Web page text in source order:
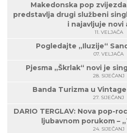
Makedonska pop
predstavlja drugi službeni
i najavljuje novi
11. VELJAČA
Pogledajte „Iluzije“
07. VELJAČA
Pjesma „Škrlak“ novi je
28. SIJEČANJ
Banda Turizma u
27. SIJEČANJ
DARIO TERGLAV: Nova pop-
ljubavnom porukom –
24. SIJEČANJ